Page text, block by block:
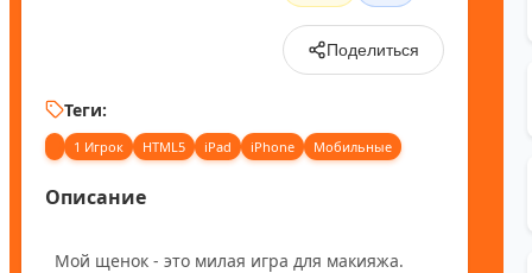
Поделиться
Теги:
1 Игрок HTML5 iPad iPhone Мобильные
Описание